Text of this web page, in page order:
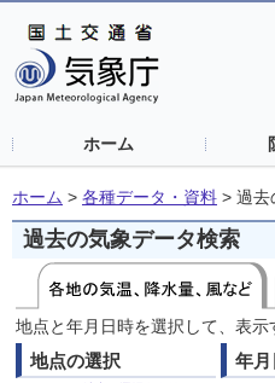
ホーム
ホーム > 各種データ・資料 > 過去
過去の気象データ検索
地点と年月日時を選択して、表
地点の選択 年月